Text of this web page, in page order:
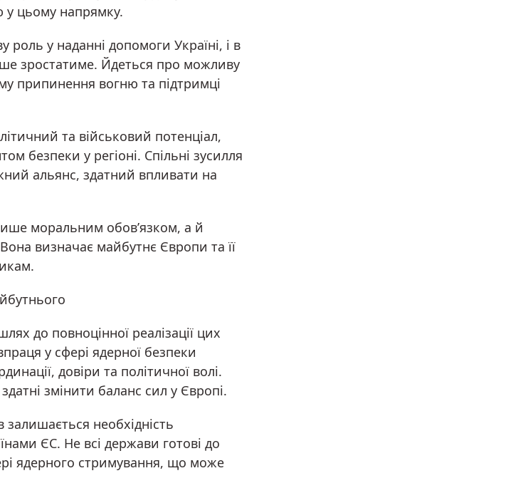
у цьому напрямку.
роль у наданні допомоги Україні, і в
зростатиме. Йдеться про можливу
припинення вогню та підтримці
та військовий потенціал,
безпеки у регіоні. Спільні зусилля
альянс, здатний впливати на
моральним обов’язком, а й
визначає майбутнє Європи та її
до повноцінної реалізації цих
у сфері ядерної безпеки
довіри та політичної волі.
змінити баланс сил у Європі.
необхідність
ЄС. Не всі держави готові до
ядерного стримування, що може